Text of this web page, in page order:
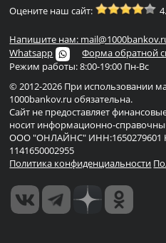
Оцените наш сайт:
Напишите нам:
Whatsapp
Форма обратной
Режим работы: 8:00-19:00 Пн-Вс
© 2012-2026 При использовании
1000bankov.ru обязательна.
Сайт не предоставляет
носит информационно-
ООО "ОНЛАЙНС" ИНН:1650279601
1141650002955
Политика конфиденциальности